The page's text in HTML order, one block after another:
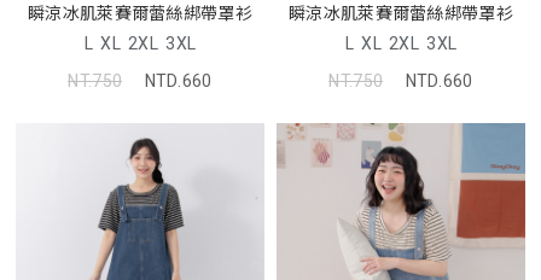
瞬涼冰肌萊賽爾蕾絲綁帶罩衫
L XL 2XL 3XL
NT.750
NTD.660
瞬涼冰肌萊賽爾蕾絲綁帶罩衫
L XL 2XL 3XL
NT.750
NTD.660